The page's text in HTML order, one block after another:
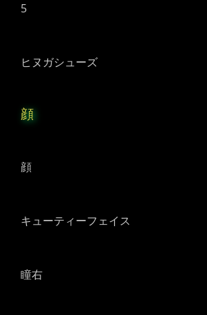
5
ヒヌガシューズ
顔
顔
キューティーフェイス
瞳右